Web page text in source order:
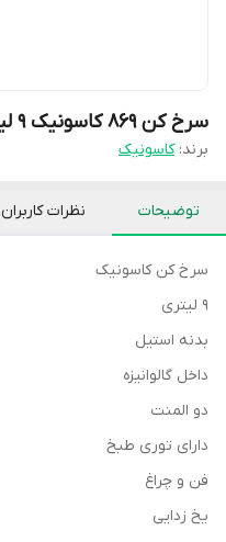
سرخ کن ۸۶۹ کاسونیک ۹ لیتر
برند: کاسونیک
توضیحات نظرات کاربران
سرخ کن کاسونیک
9 لیتری
بدنه استیل
داخل گالوانیزه
دو المنت
دارای توری طبخ
فن و چراغ
یخ زدایی